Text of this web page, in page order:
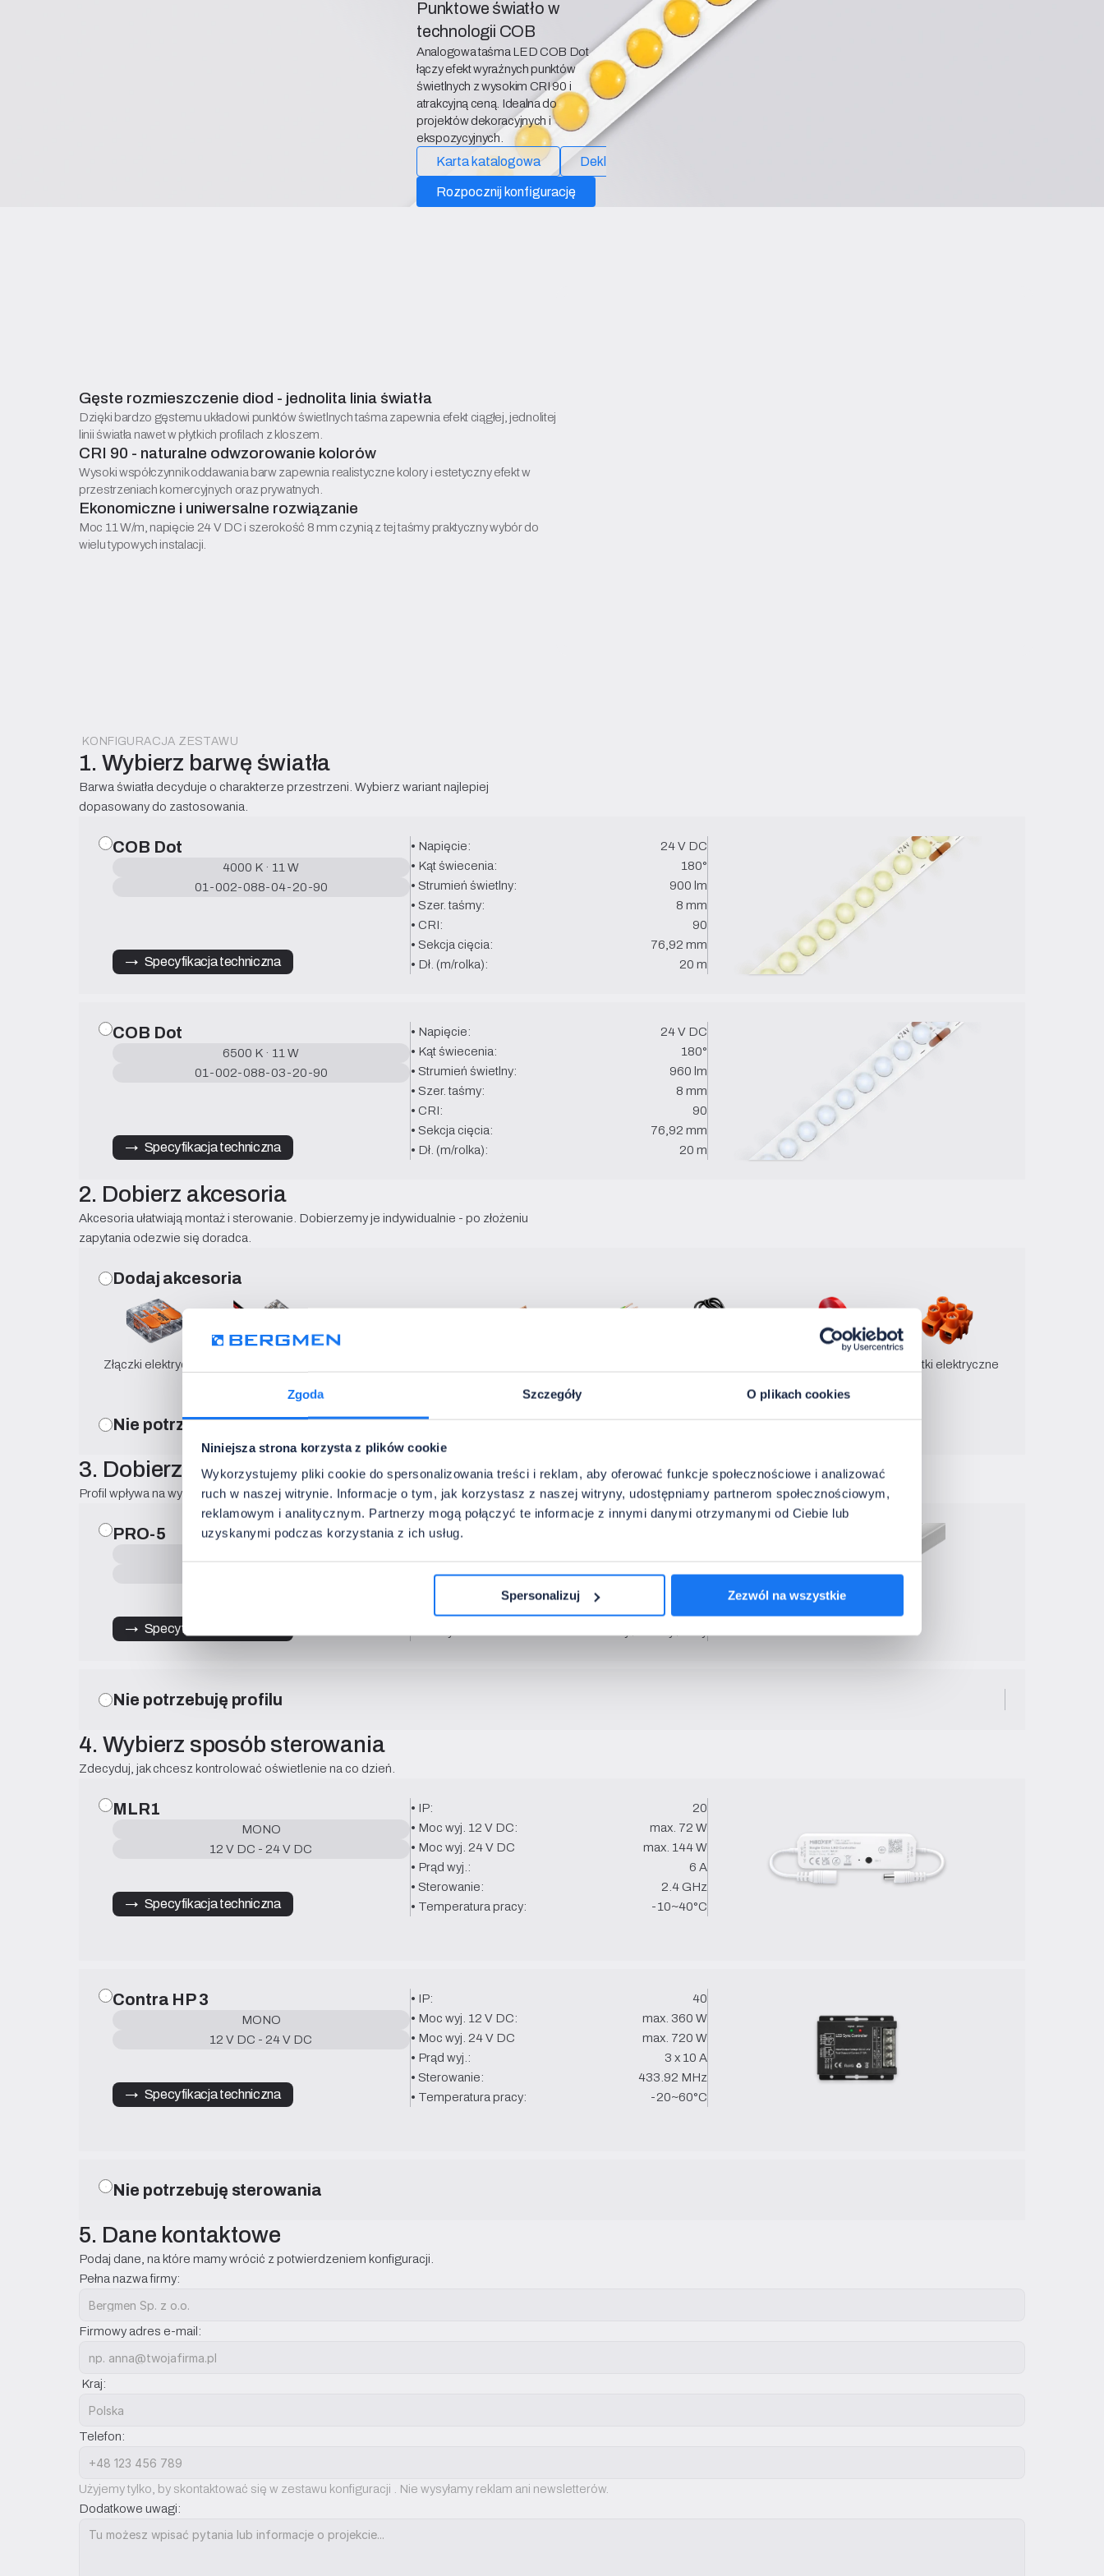
Zgoda Szczegóły O plikach cookies
Niniejsza strona korzysta z plików cookie
Wykorzystujemy pliki cookie do spersonalizowania treści i reklam, aby oferować funkcje społecznościowe i analizować
ruch w naszej witrynie. Informacje o tym, jak korzystasz z naszej witryny, udostępniamy partnerom społecznościowym,
reklamowym i analitycznym. Partnerzy mogą połączyć te informacje z innymi danymi otrzymanymi od Ciebie lub
uzyskanymi podczas korzystania z ich usług.
Spersonalizuj Zezwól na wszystkie
Punktowe światło w
technologii COB
Analogowa taśma LED COB Dot
łączy efekt wyraźnych punktów
świetlnych z wysokim CRI 90 i
atrakcyjną ceną. Idealna do
projektów dekoracyjnych i
ekspozycyjnych.
Karta katalogowa
Deklaracja zgodności
Rozpocznij konfigurację
Gęste rozmieszczenie diod - jednolita linia światła
Dzięki bardzo gęstemu układowi punktów świetlnych taśma zapewnia efekt ciągłej, jednolitej
linii światła nawet w płytkich profilach z kloszem.
CRI 90 - naturalne odwzorowanie kolorów
Wysoki współczynnik oddawania barw zapewnia realistyczne kolory i estetyczny efekt w
przestrzeniach komercyjnych oraz prywatnych.
Ekonomiczne i uniwersalne rozwiązanie
Moc 11 W/m, napięcie 24 V DC i szerokość 8 mm czynią z tej taśmy praktyczny wybór do
wielu typowych instalacji.
KONFIGURACJA ZESTAWU
1. Wybierz barwę światła
Barwa światła decyduje o charakterze przestrzeni. Wybierz wariant najlepiej
dopasowany do zastosowania.
COB Dot
4000 K · 11 W
01-002-088-04-20-90
→   Specyfikacja techniczna
• Napięcie:
24 V DC
• Kąt świecenia:
180°
• Strumień świetlny:
900 lm
• Szer. taśmy:
8 mm
• CRI:
90
• Sekcja cięcia:
76,92 mm
• Dł. (m/rolka):
20 m
COB Dot
6500 K · 11 W
01-002-088-03-20-90
→   Specyfikacja techniczna
• Napięcie:
24 V DC
• Kąt świecenia:
180°
• Strumień świetlny:
960 lm
• Szer. taśmy:
8 mm
• CRI:
90
• Sekcja cięcia:
76,92 mm
• Dł. (m/rolka):
20 m
2. Dobierz akcesoria
Akcesoria ułatwiają montaż i sterowanie. Dobierzemy je indywidualnie - po złożeniu
zapytania odezwie się doradca.
Dodaj akcesoria
Złączki elektryczne Kostki elektryczne
Nie potrzebuję akcesoriów
3. Dobierz profil aluminiowy
Profil wpływa na wygląd, równomierność świecenia i chłodzenie taśmy.
PRO-5
→   Specyfikacja techniczna
• Montaż:
• Materiał:
aluminium
• Długości:
1 - 6 m
• Kolory:
srebrny / czarny / biały
Nie potrzebuję profilu
4. Wybierz sposób sterowania
Zdecyduj, jak chcesz kontrolować oświetlenie na co dzień.
MLR1
MONO
12 V DC - 24 V DC
→   Specyfikacja techniczna
• IP:
20
• Moc wyj. 12 V DC:
max. 72 W
• Moc wyj. 24 V DC
max. 144 W
• Prąd wyj.:
6 A
• Sterowanie:
2.4 GHz
• Temperatura pracy:
-10~40°C
Contra HP 3
MONO
12 V DC - 24 V DC
→   Specyfikacja techniczna
• IP:
40
• Moc wyj. 12 V DC:
max. 360 W
• Moc wyj. 24 V DC
max. 720 W
• Prąd wyj.:
3 x 10 A
• Sterowanie:
433.92 MHz
• Temperatura pracy:
-20~60°C
Nie potrzebuję sterowania
5. Dane kontaktowe
Podaj dane, na które mamy wrócić z potwierdzeniem konfiguracji.
Pełna nazwa firmy:
Firmowy adres e-mail:
Kraj:
Telefon:
Użyjemy tylko, by skontaktować się w zestawu konfiguracji . Nie wysyłamy reklam ani newsletterów.
Dodatkowe uwagi: